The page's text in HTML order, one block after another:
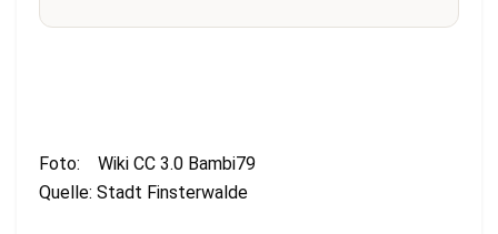
Foto: Wiki CC 3.0 Bambi79
Quelle: Stadt Finsterwalde